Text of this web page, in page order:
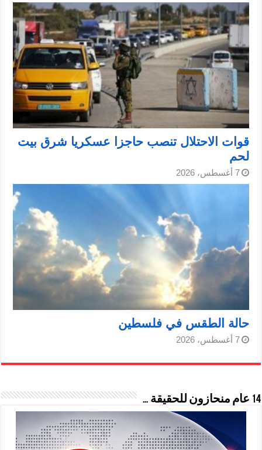
قوات الاحتلال تنصب حاجزا عسكريا شرق بيت
لحم
7 أغسطس، 2026
حالة الطقس في فلسطين
7 أغسطس، 2026
14 عام منحازون للحقيقة …